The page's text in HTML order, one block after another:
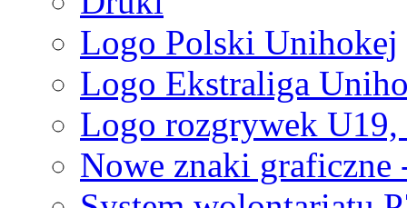
Logo Polski Unihokej
Logo Ekstraliga
Logo rozgrywek
Nowe znaki graficzne